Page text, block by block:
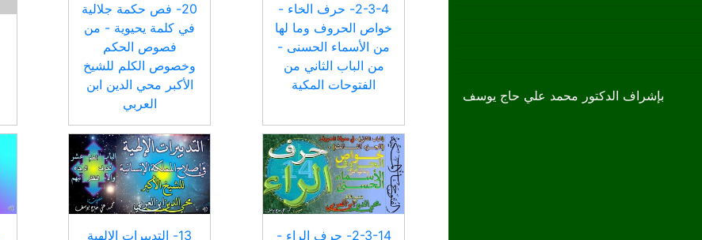
بإشراف الدكتور محمد علي حاج يوسف
2-3-4- حرف الخاء -
خواص الحروف وما لها
من الأسماء الحسنى -
من الباب الثاني من
الفتوحات المكية
20- فص حكمة جلالية
في كلمة يحيوية - من
فصوص الحكم
وخصوص الكلم للشيخ
الأكبر محي الدين ابن
العربي
2-3-14- حرف الراء - 13- التدبيرات الإلهية